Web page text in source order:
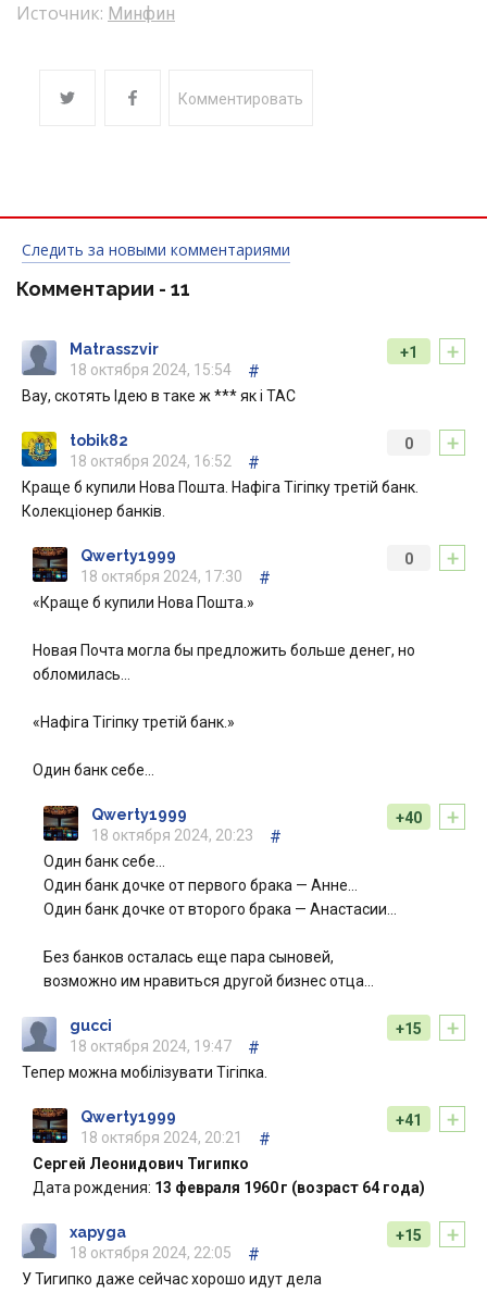
Источник: Минфин
Комментировать
Следить за новыми комментариями
Комментарии - 11
+
+1
Matrasszvir
18 октября 2024, 15:54
#
Вау, скотять Ідею в таке ж *** як і ТАС
+
0
tobik82
18 октября 2024, 16:52
#
Краще б купили Нова Пошта. Нафіга Тігіпку третій банк.
Колекціонер банків.
+
0
Qwerty1999
18 октября 2024, 17:30
#
«Краще б купили Нова Пошта.»
Новая Почта могла бы предложить больше денег, но
обломилась…
«Нафіга Тігіпку третій банк.»
Один банк себе…
+
+40
Qwerty1999
18 октября 2024, 20:23
#
Один банк себе…
Один банк дочке от первого брака — Анне…
Один банк дочке от второго брака — Анастасии…
Без банков осталась еще пара сыновей,
возможно им нравиться другой бизнес отца…
+
+15
gucci
18 октября 2024, 19:47
#
Тепер можна мобілізувати Тігіпка.
+
+41
Qwerty1999
18 октября 2024, 20:21
#
Сергей Леонидович Тигипко
Дата рождения: 13 февраля 1960 г (возраст 64 года)
+
+15
xapyga
18 октября 2024, 22:05
#
У Тигипко даже сейчас хорошо идут дела